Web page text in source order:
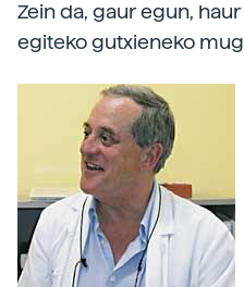
Zein da, gaur egun,
egiteko gutxieneko